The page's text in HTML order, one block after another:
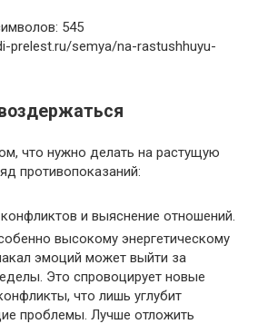
545
prelest.ru/semya/na-rastushhuyu-
что нужно делать на растущую
противопоказаний:
и выяснение отношений.
высокому энергетическому
эмоций может выйти за
Это спровоцирует новые
что лишь углубит
проблемы. Лучше отложить